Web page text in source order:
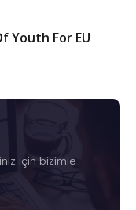
Youth For EU
için bizimle